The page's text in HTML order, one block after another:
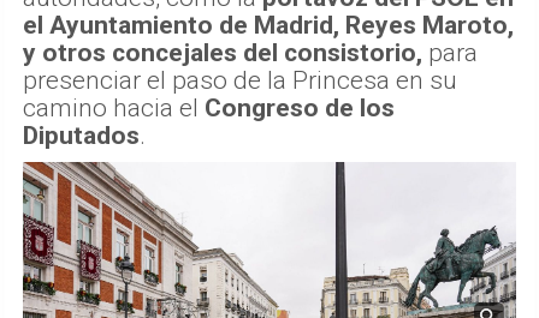
el Ayuntamiento de Madrid, Reyes Maroto,
y otros concejales del consistorio, para
presenciar el paso de la Princesa en su
camino hacia el Congreso de los
Diputados.